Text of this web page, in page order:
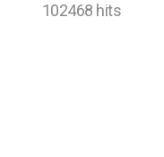
102468 hits